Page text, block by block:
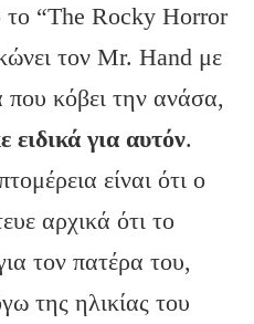
το “The Rocky Horror
τον Mr. Hand με
που κόβει την ανάσα,
για αυτόν.
είναι ότι ο
αρχικά ότι το
τον πατέρα του,
της ηλικίας του